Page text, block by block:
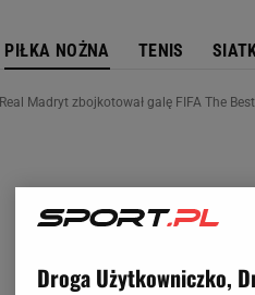
PIŁKA NOŻNA TENIS
Real Madryt zbojkotował galę FIFA The
Droga Użytkowniczko,